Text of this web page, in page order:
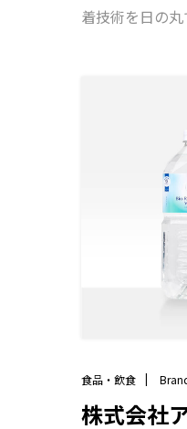
着技術を日の
食品・飲食
株式会社